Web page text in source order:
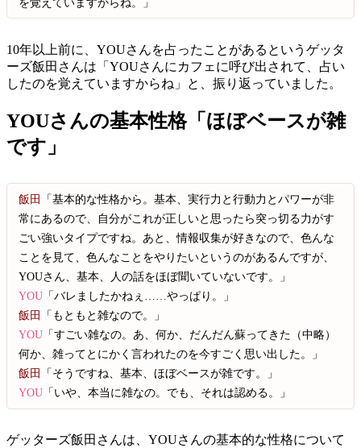
10年以上前に、YOUさんを占ったことがあるというゲッタ
ーズ飯田さんは「YOUさんにカフェに呼び出されて、占い
したのを覚えていますからね」と、振り返っていました。
YOUさんの基本性格「ほぼベースが雑
です」
飯田
「基本的な性格から。基本、実行力と行動力とパワーが非
常にあるので、自分がこれが正しいと思ったら突っ切る力がす
ごい強いタイプですね。あと、情報収集が好きなので、色んな
ことを見て、色んなことをやりたいというのがあるんですが、
YOUさん、基本、人の話をほぼ聞いていないです。」
YOU 「バレましたかねぇ……やっぱり。」
飯田
「もともと雑なので。」
YOU 「すごい雑なの。あ、何か、だんだん蘇ってきた（中略）
何か、雑ってとにかく言われたのを今すごく思い出した。」
飯田
「そうですね、基本、ほぼベースが雑です。」
YOU 「いや、本当に雑なの。でも、それは認める。」
ゲッターズ飯田さんは、YOUさんの基本的な性格について